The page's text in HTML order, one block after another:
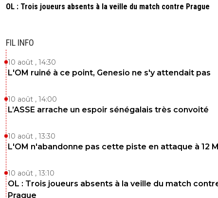
OL : Trois joueurs absents à la veille du match contre Prague
FIL INFO
10 août , 14:30
L'OM ruiné à ce point, Genesio ne s'y attendait pas
10 août , 14:00
L’ASSE arrache un espoir sénégalais très convoité
10 août , 13:30
L'OM n'abandonne pas cette piste en attaque à 12
10 août , 13:10
OL : Trois joueurs absents à la veille du match
Prague